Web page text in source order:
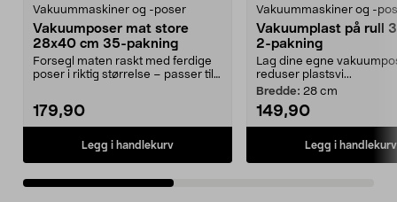
Vakuummaskiner og -poser
Vakuumposer mat store
28x40 cm 35-pakning
Forsegl maten raskt med ferdige
poser i riktig størrelse – passer til
179,90
Legg i handlekurv
Vakuummaskiner og -
Vakuumplast på rull
2-pakning
Lag dine egne
reduser plastsvi...
Bredde: 28 cm
149,90
Legg i handlekurv